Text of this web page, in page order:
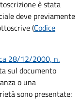
è stata
deve previamente
(Codice
28/12/2000, n.
sul documento
o una
sono presentate: